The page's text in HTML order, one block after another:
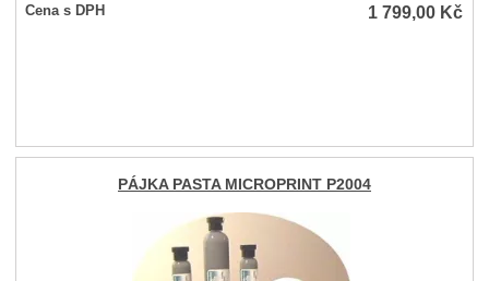
Cena s DPH
1 799,00 Kč
PÁJKA PASTA MICROPRINT P2004